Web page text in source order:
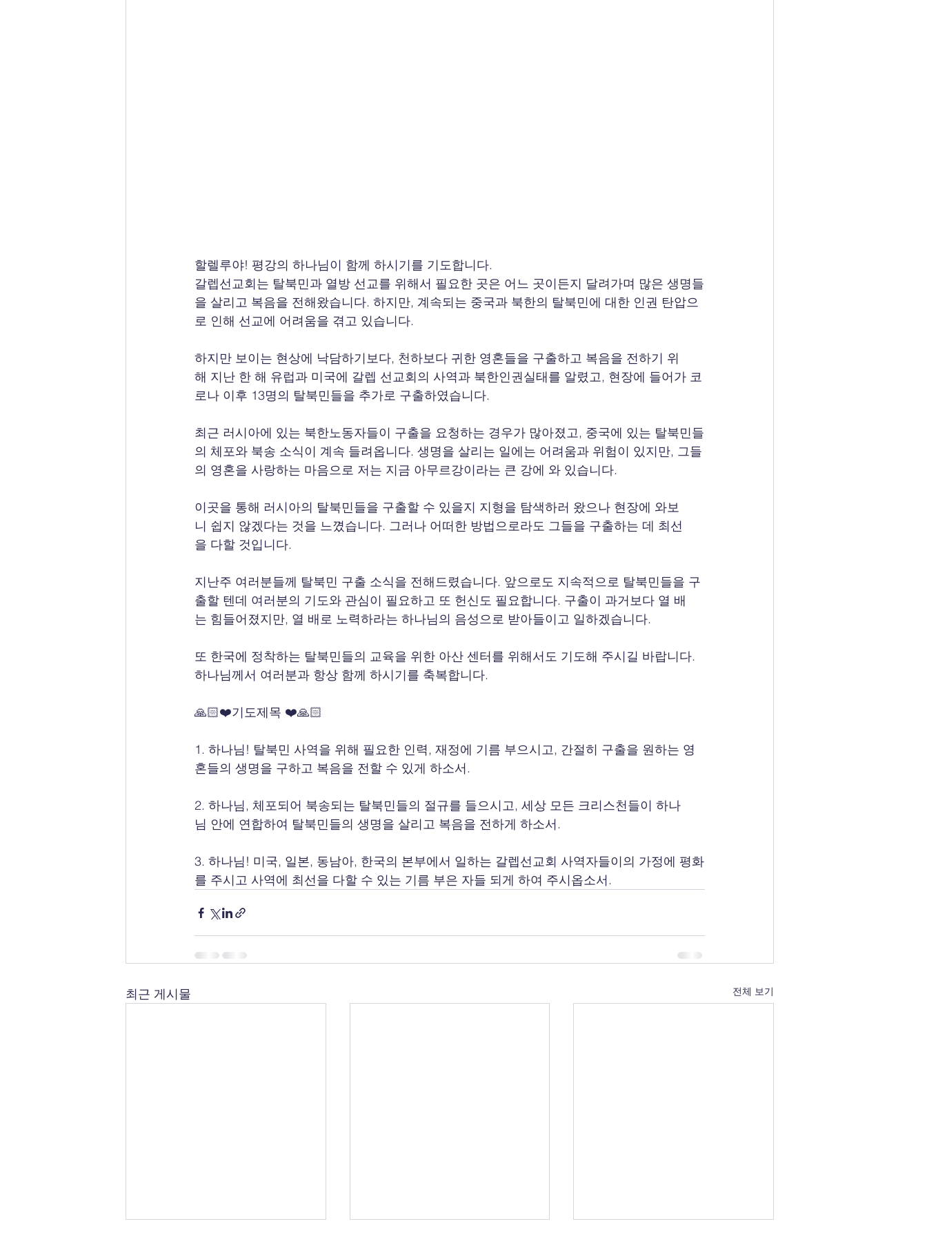
할렐루야! 평강의 하나님이 함께 하시기를 기도합니다.
갈렙선교회는 탈북민과 열방 선교를 위해서 필요한 곳은 어느 곳이든지 달려가며 많은 생명들
을 살리고 복음을 전해왔습니다. 하지만, 계속되는 중국과 북한의 탈북민에 대한 인권 탄압으
로 인해 선교에 어려움을 겪고 있습니다.
하지만 보이는 현상에 낙담하기보다, 천하보다 귀한 영혼들을 구출하고 복음을 전하기 위
해 지난 한 해 유럽과 미국에 갈렙 선교회의 사역과 북한인권실태를 알렸고, 현장에 들어가 코
로나 이후 13명의 탈북민들을 추가로 구출하였습니다.
최근 러시아에 있는 북한노동자들이 구출을 요청하는 경우가 많아졌고, 중국에 있는 탈북민들
의 체포와 북송 소식이 계속 들려옵니다. 생명을 살리는 일에는 어려움과 위험이 있지만, 그들
의 영혼을 사랑하는 마음으로 저는 지금 아무르강이라는 큰 강에 와 있습니다.
이곳을 통해 러시아의 탈북민들을 구출할 수 있을지 지형을 탐색하러 왔으나 현장에 와보
니 쉽지 않겠다는 것을 느꼈습니다. 그러나 어떠한 방법으로라도 그들을 구출하는 데 최선
을 다할 것입니다.
지난주 여러분들께 탈북민 구출 소식을 전해드렸습니다. 앞으로도 지속적으로 탈북민들을 구
출할 텐데 여러분의 기도와 관심이 필요하고 또 헌신도 필요합니다. 구출이 과거보다 열 배
는 힘들어졌지만, 열 배로 노력하라는 하나님의 음성으로 받아들이고 일하겠습니다.
또 한국에 정착하는 탈북민들의 교육을 위한 아산 센터를 위해서도 기도해 주시길 바랍니다.
하나님께서 여러분과 항상 함께 하시기를 축복합니다.
🙏🏻❤️기도제목 ❤️🙏🏻
1. 하나님! 탈북민 사역을 위해 필요한 인력, 재정에 기름 부으시고, 간절히 구출을 원하는 영
혼들의 생명을 구하고 복음을 전할 수 있게 하소서.
2. 하나님, 체포되어 북송되는 탈북민들의 절규를 들으시고, 세상 모든 크리스천들이 하나
님 안에 연합하여 탈북민들의 생명을 살리고 복음을 전하게 하소서.
3. 하나님! 미국, 일본, 동남아, 한국의 본부에서 일하는 갈렙선교회 사역자들이의 가정에 평화
를 주시고 사역에 최선을 다할 수 있는 기름 부은 자들 되게 하여 주시옵소서.
최근 게시물 전체 보기